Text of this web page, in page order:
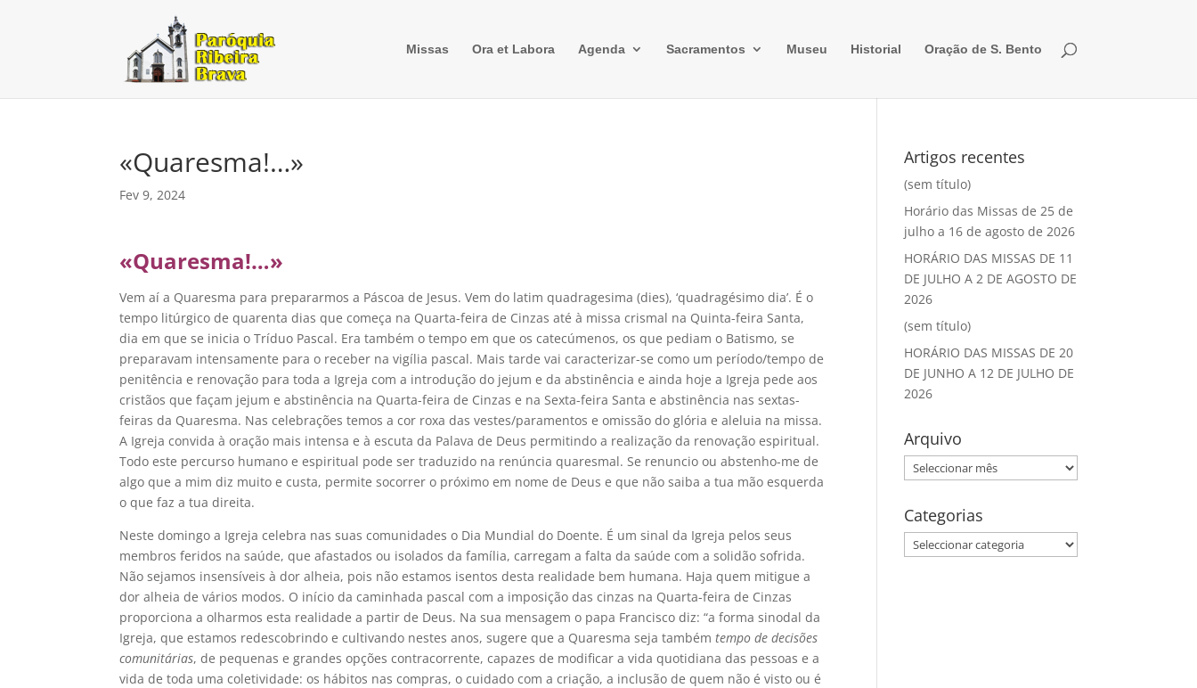
Missas Ora et Labora Agenda Sacramentos Museu Historial Oração de S. Bento
«Quaresma!…»
Fev 9, 2024
«Quaresma!…»
Vem aí a Quaresma para prepararmos a Páscoa de Jesus. Vem do latim quadragesima (dies), ‘quadragésimo dia’. É o
tempo litúrgico de quarenta dias que começa na Quarta-feira de Cinzas até à missa crismal na Quinta-feira Santa,
dia em que se inicia o Tríduo Pascal. Era também o tempo em que os catecúmenos, os que pediam o Batismo, se
preparavam intensamente para o receber na vigília pascal. Mais tarde vai caracterizar-se como um período/tempo de
penitência e renovação para toda a Igreja com a introdução do jejum e da abstinência e ainda hoje a Igreja pede aos
cristãos que façam jejum e abstinência na Quarta-feira de Cinzas e na Sexta-feira Santa e abstinência nas sextas-
feiras da Quaresma. Nas celebrações temos a cor roxa das vestes/paramentos e omissão do glória e aleluia na missa.
A Igreja convida à oração mais intensa e à escuta da Palava de Deus permitindo a realização da renovação espiritual.
Todo este percurso humano e espiritual pode ser traduzido na renúncia quaresmal. Se renuncio ou abstenho-me de
algo que a mim diz muito e custa, permite socorrer o próximo em nome de Deus e que não saiba a tua mão esquerda
o que faz a tua direita.
Neste domingo a Igreja celebra nas suas comunidades o Dia Mundial do Doente. É um sinal da Igreja pelos seus
membros feridos na saúde, que afastados ou isolados da família, carregam a falta da saúde com a solidão sofrida.
Não sejamos insensíveis à dor alheia, pois não estamos isentos desta realidade bem humana. Haja quem mitigue a
dor alheia de vários modos. O início da caminhada pascal com a imposição das cinzas na Quarta-feira de Cinzas
proporciona a olharmos esta realidade a partir de Deus. Na sua mensagem o papa Francisco diz: “a forma sinodal da
Igreja, que estamos redescobrindo e cultivando nestes anos, sugere que a Quaresma seja tambémtempo de decisões
comunitárias, de pequenas e grandes opções contracorrente, capazes de modificar a vida quotidiana das pessoas e a
vida de toda uma coletividade: os hábitos nas compras, o cuidado com a criação, a inclusão de quem não é visto ou é
Artigos recentes
(sem título)
Horário das Missas de 25 de
julho a 16 de agosto de 2026
HORÁRIO DAS MISSAS DE 11
DE JULHO A 2 DE AGOSTO DE
2026
(sem título)
HORÁRIO DAS MISSAS DE 20
DE JUNHO A 12 DE JULHO DE
2026
Arquivo
Arquivo
Categorias
Categorias